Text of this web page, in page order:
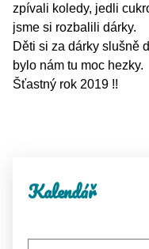
zpívali koledy, jedli
jsme si rozbalili dárky.
Děti si za dárky slušně
bylo nám tu moc hezky.
Šťastný rok 2019 !!
Kalendář